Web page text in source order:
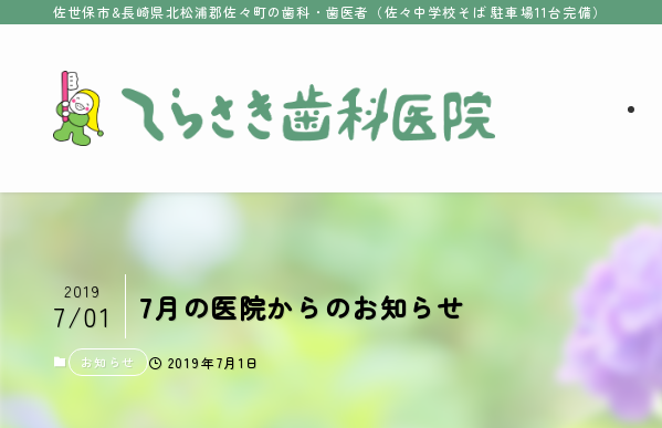
佐世保市&長崎県北松浦郡佐々町の歯科・歯医者（佐々中学校そば 駐車場11台完備）
7月の医院からのお知らせ
2019
7/01
お知らせ 2019年7月1日